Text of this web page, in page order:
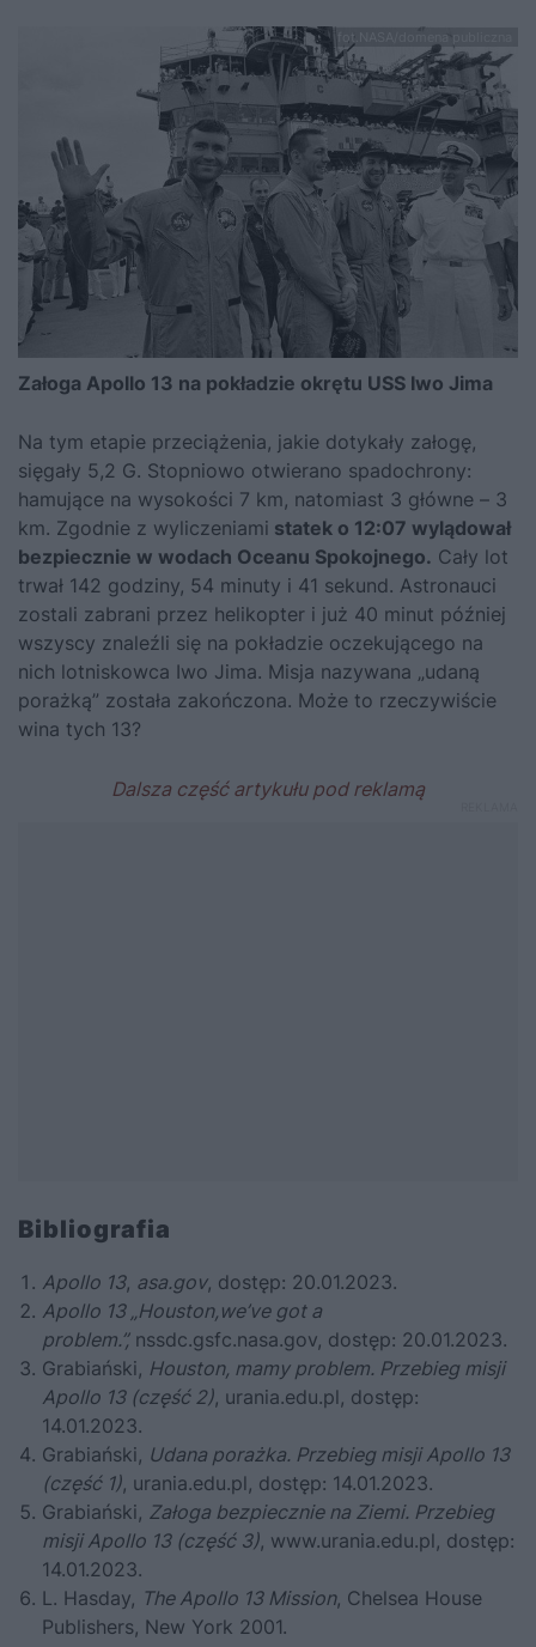
fot.NASA/domena publiczna
Załoga Apollo 13 na pokładzie okrętu USS Iwo Jima
Na tym etapie przeciążenia, jakie dotykały załogę,
sięgały 5,2 G. Stopniowo otwierano spadochrony:
hamujące na wysokości 7 km, natomiast 3 główne – 3
km. Zgodnie z wyliczeniami statek o 12:07 wylądował
bezpiecznie w wodach Oceanu Spokojnego. Cały lot
trwał 142 godziny, 54 minuty i 41 sekund. Astronauci
zostali zabrani przez helikopter i już 40 minut później
wszyscy znaleźli się na pokładzie oczekującego na
nich lotniskowca Iwo Jima. Misja nazywana „udaną
porażką” została zakończona. Może to rzeczywiście
wina tych 13?
Bibliografia
Apollo 13, asa.gov, dostęp: 20.01.2023.
Apollo 13 „Houston,we’ve got a
problem.”, nssdc.gsfc.nasa.gov, dostęp: 20.01.2023.
Grabiański, Houston, mamy problem. Przebieg misji
Apollo 13 (część 2), urania.edu.pl, dostęp:
14.01.2023.
Grabiański, Udana porażka. Przebieg misji Apollo 13
(część 1), urania.edu.pl, dostęp: 14.01.2023.
Grabiański, Załoga bezpiecznie na Ziemi. Przebieg
misji Apollo 13 (część 3), www.urania.edu.pl, dostęp:
14.01.2023.
L. Hasday, The Apollo 13 Mission, Chelsea House
Publishers, New York 2001.